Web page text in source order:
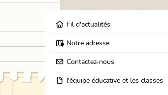
Fil d'actualités
Notre adresse
Contactez-nous
l'équipe éducative et les classes